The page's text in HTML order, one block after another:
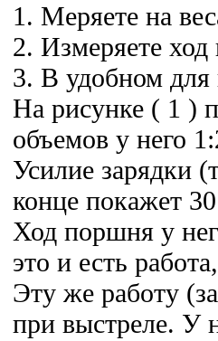
1. Меряете на
2. Измеряете
3. В удобном для
На рисунке ( 1 )
объемов у него
Усилие зарядки
конце покажет
Ход поршня у
это и есть
Эту же работу
при выстреле. У